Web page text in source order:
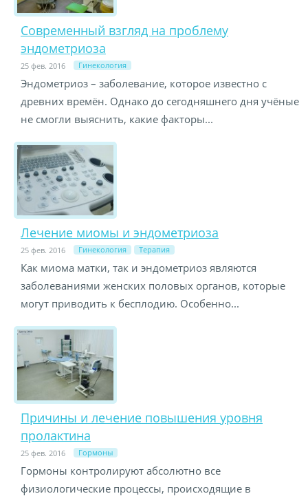
Современный взгляд на проблему
эндометриоза
25 фев. 2016 Гинекология
Эндометриоз – заболевание, которое известно с
древних времён. Однако до сегодняшнего дня учёные
не смогли выяснить, какие факторы...
Лечение миомы и эндометриоза
25 фев. 2016 Гинекология Терапия
Как миома матки, так и эндометриоз являются
заболеваниями женских половых органов, которые
могут приводить к бесплодию. Особенно...
Причины и лечение повышения уровня
пролактина
25 фев. 2016 Гормоны
Гормоны контролируют абсолютно все
физиологические процессы, происходящие в